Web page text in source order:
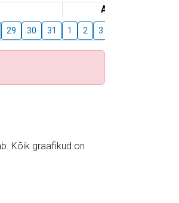
August
29 30 31 1 2 3
Kõik graafikud on